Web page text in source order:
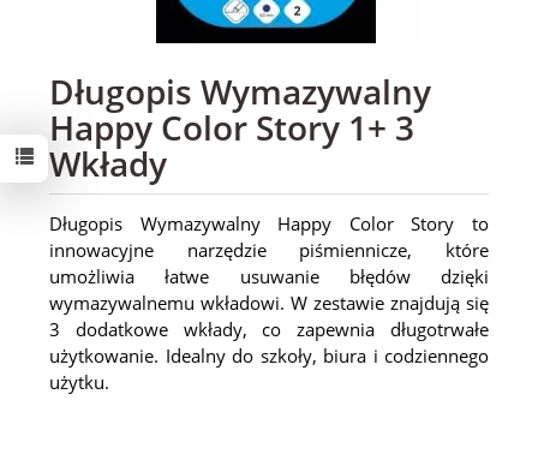
Długopis Wymazywalny
Happy Color Story 1+ 3
Wkłady
Długopis Wymazywalny Happy Color Story to
innowacyjne narzędzie piśmiennicze, które
umożliwia łatwe usuwanie błędów dzięki
wymazywalnemu wkładowi. W zestawie znajdują się
3 dodatkowe wkłady, co zapewnia długotrwałe
użytkowanie. Idealny do szkoły, biura i codziennego
użytku.